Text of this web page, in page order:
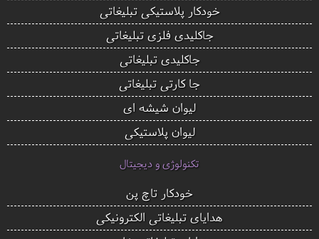
خودکار پلاستیکی تبلیغاتی
جاکلیدی فلزی تبلیغاتی
جاکلیدی تبلیغاتی
جا کارتی تبلیغاتی
لیوان شیشه ای
لیوان پلاستیکی
تکنولوژی و دیجیتال
خودکار تاچ پن
هدایای تبلیغاتی الکترونیکی